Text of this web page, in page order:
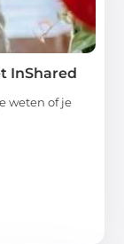
InShared
weten of je